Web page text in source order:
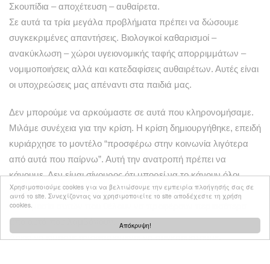
Απόκρυψη!
Χρησιμοποιούμε cookies για να βελτιώσουμε την εμπειρία πλοήγησής σας σε
αυτό το site. Συνεχίζοντας να χρησιμοποιείτε το site αποδέχεστε τη χρήση
cookies.
Σκουπίδια – αποχέτευση – αυθαίρετα.
Σε αυτά τα τρία μεγάλα προβλήματα πρέπει να δώσουμε
συγκεκριμένες απαντήσεις. Βιολογικοί καθαρισμοί –
ανακύκλωση – χώροι υγειονομικής ταφής απορριμμάτων –
νομιμοποιήσεις αλλά και κατεδαφίσεις αυθαιρέτων. Αυτές είναι
οι υποχρεώσεις μας απέναντι στα παιδιά μας.
Δεν μπορούμε να αρκούμαστε σε αυτά που κληρονομήσαμε.
Μιλάμε συνέχεια για την κρίση. Η κρίση δημιουργήθηκε, επειδή
κυριάρχησε το μοντέλο “προσφέρω στην κοινωνία λιγότερα
από αυτά που παίρνω”. Αυτή την ανατροπή πρέπει να
κάνουμε. Δεν είμαι σίγουρος ότι μπορεί να το κάνουν όλοι.
Μπορεί να το κάνει όμως η συνωμοσία του καλού. Η
συνωμοσία αυτών που θέλουν να προφέρουν περισσότερα
από αυτά που λαμβάνουν.
Αρκεί να είμαστε αποφασισμένοι να συγκρουστούμε.